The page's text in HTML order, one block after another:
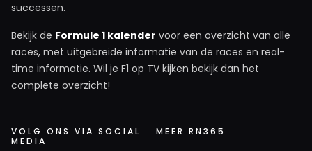
successen.
Bekijk de Formule 1 kalender voor een overzicht van alle
races, met uitgebreide informatie van de races en real-
time informatie. Wil je F1 op TV kijken bekijk dan het
complete overzicht!
VOLG ONS VIA SOCIAL
MEDIA
MEER RN365